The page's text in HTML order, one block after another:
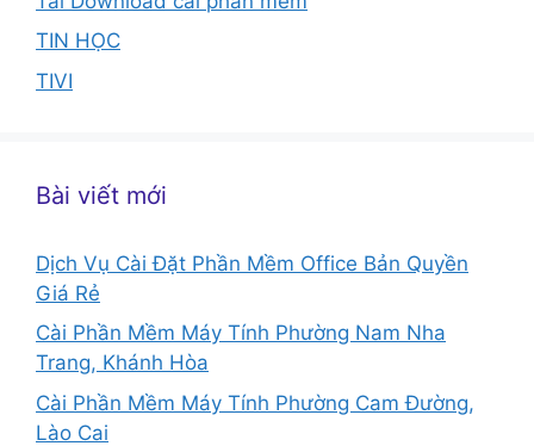
TIN HỌC
TIVI
Bài viết mới
Dịch Vụ Cài Đặt Phần Mềm Office Bản Quyền
Giá Rẻ
Cài Phần Mềm Máy Tính Phường Nam Nha
Trang, Khánh Hòa
Cài Phần Mềm Máy Tính Phường Cam Đường,
Lào Cai